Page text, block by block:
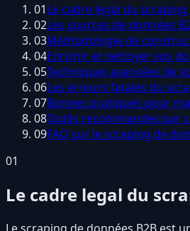
01Le cadre legal du
02Les sources de données
03Méthodologie de
04Enrichir et nettoyer vos
05Techniques avancées de
06Les erreurs fatales du
07Bonnes pratiques pour
08Outils recommandes par
09FAQ sur le scraping de
01
Le cadre legal du
Le scraping de données B2B est